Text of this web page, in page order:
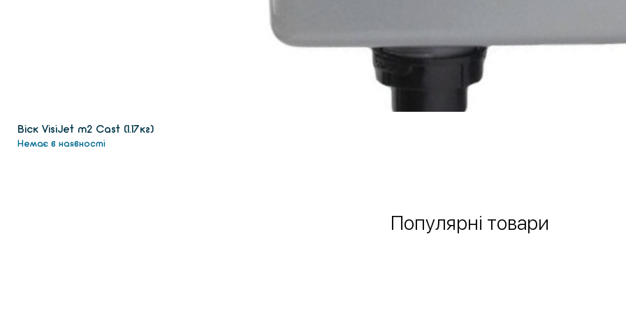
Віск VisiJet m2 Сast (1.17кг)
Немає в наявності
Популярні товари